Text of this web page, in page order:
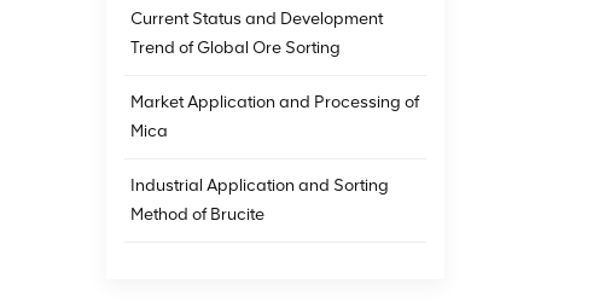
Current Status and Development
Trend of Global Ore Sorting
Market Application and Processing of
Mica
Industrial Application and Sorting
Method of Brucite